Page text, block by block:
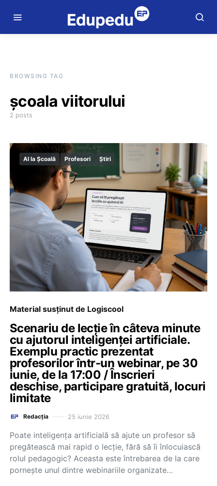
BROWSING TAG
școala viitorului
2 posts
AI la Școală Profesori Știri
Material susținut de Logiscool
Scenariu de lecție în câteva minute
cu ajutorul inteligenței artificiale.
Exemplu practic prezentat
profesorilor într-un webinar, pe 30
iunie, de la 17:00 / Înscrieri
deschise, participare gratuită, locuri
limitate
Redacția 25 iunie 2026
Poate inteligența artificială să ajute un profesor să
pregătească mai rapid o lecție, fără să îi înlocuiască
rolul pedagogic? Aceasta este întrebarea de la care
pornește unul dintre webinariile organizate…